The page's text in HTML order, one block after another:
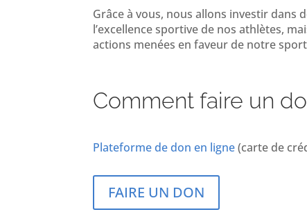
Grâce à vous, nous allons investir dans
l’excellence sportive de nos athlètes,
actions menées en faveur de notre
Comment faire un
Plateforme de don en ligne(carte de
FAIRE UN DON